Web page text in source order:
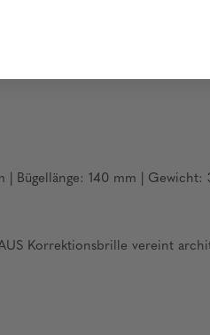
reduzierte Blendung)
Bügellänge: 140 mm | Gewicht:
Korrektionsbrille vereint